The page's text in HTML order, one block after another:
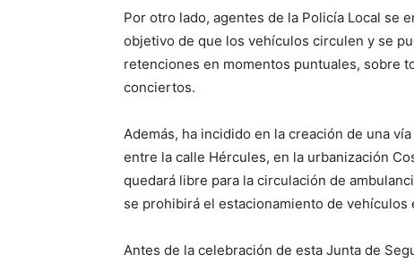
Por otro lado, agentes de la Policía Local se
objetivo de que los vehículos circulen y se
retenciones en momentos puntuales, sobre
conciertos.
Además, ha incidido en la creación de una
entre la calle Hércules, en la urbanización
quedará libre para la circulación de
se prohibirá el estacionamiento de vehículos
Antes de la celebración de esta Junta de